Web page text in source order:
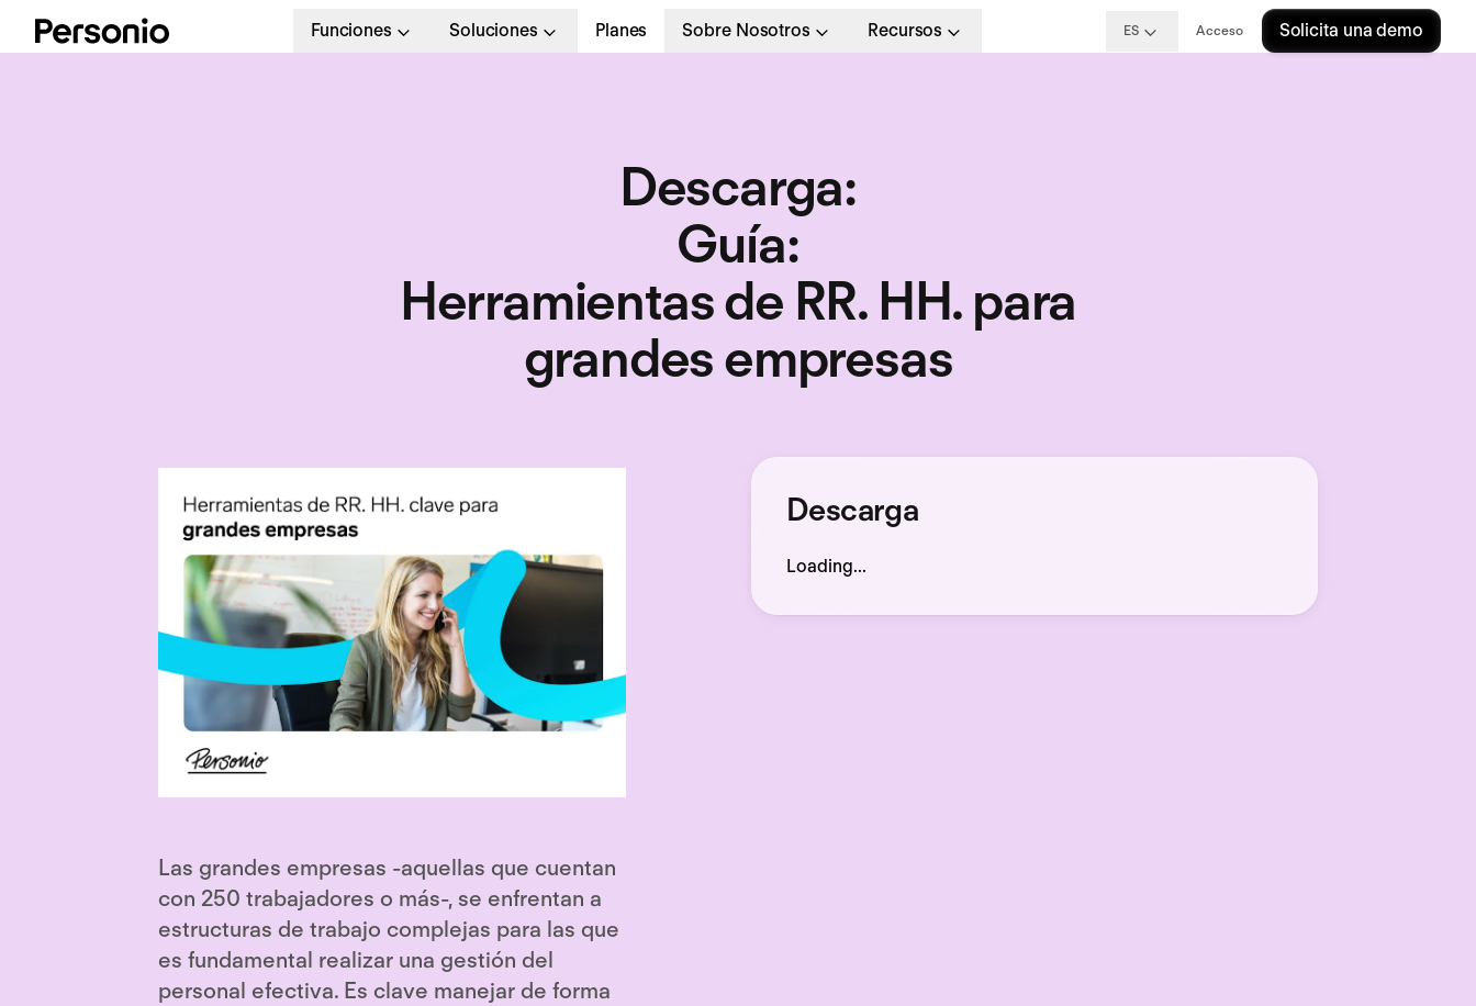
Funciones Soluciones Planes Sobre Nosotros Recursos ES Acceso Solicita una demo
Descarga:
Guía:
Herramientas de RR. HH. para
grandes empresas
Las grandes empresas -aquellas que cuentan
con 250 trabajadores o más-, se enfrentan a
estructuras de trabajo complejas para las que
es fundamental realizar una gestión del
personal efectiva. Es clave manejar de forma
Descarga
Loading...